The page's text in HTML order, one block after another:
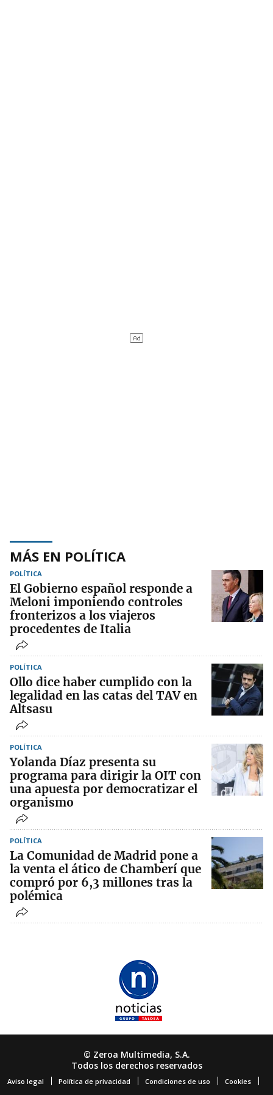
MÁS EN POLÍTICA
POLÍTICA
El Gobierno español responde a
Meloni imponiendo controles
fronterizos a los viajeros
procedentes de Italia
POLÍTICA
Ollo dice haber cumplido con la
legalidad en las catas del TAV en
Altsasu
POLÍTICA
Yolanda Díaz presenta su
programa para dirigir la OIT con
una apuesta por democratizar el
organismo
POLÍTICA
La Comunidad de Madrid pone a
la venta el ático de Chamberí que
compró por 6,3 millones tras la
polémica
© Zeroa Multimedia, S.A.
Todos los derechos reservados
Aviso legal Política de privacidad Condiciones de uso Cookies